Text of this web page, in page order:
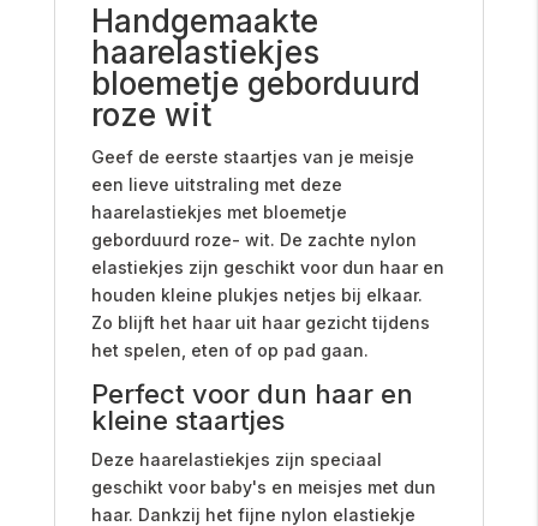
Handgemaakte
haarelastiekjes
bloemetje geborduurd
roze wit
Geef de eerste staartjes van je meisje
een lieve uitstraling met deze
haarelastiekjes met bloemetje
geborduurd roze- wit. De zachte nylon
elastiekjes zijn geschikt voor dun haar en
houden kleine plukjes netjes bij elkaar.
Zo blijft het haar uit haar gezicht tijdens
het spelen, eten of op pad gaan.
Perfect voor dun haar en
kleine staartjes
Deze haarelastiekjes zijn speciaal
geschikt voor baby's en meisjes met dun
haar. Dankzij het fijne nylon elastiekje